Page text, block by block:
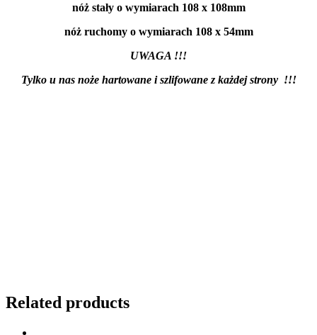
nóż stały o wymiarach 108 x 108mm
nóż ruchomy o wymiarach 108 x 54mm
UWAGA !!!
Tylko u nas noże hartowane i szlifowane z każdej strony !!!
Related products